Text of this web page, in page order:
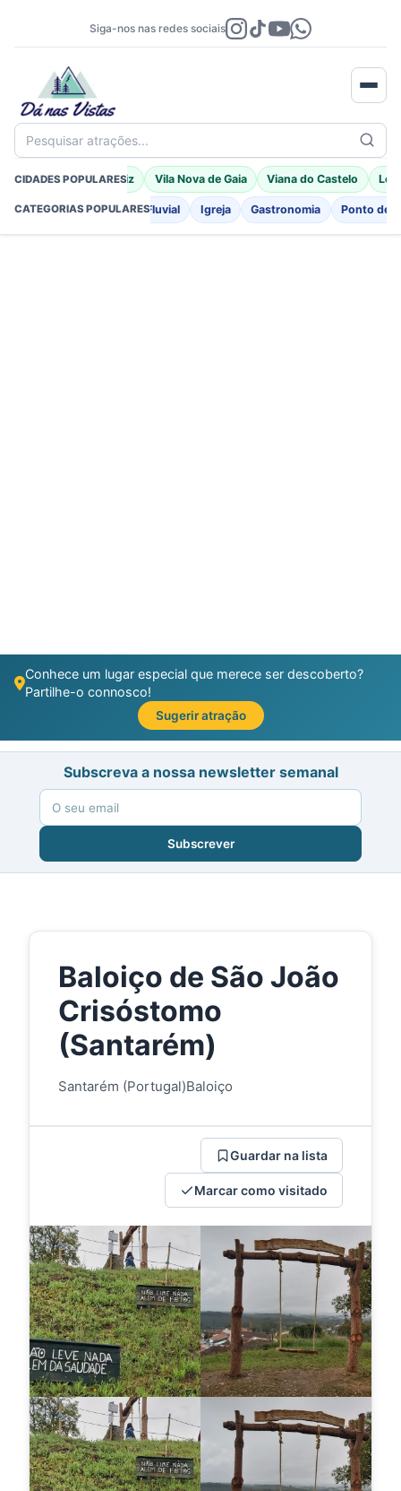
Siga-nos nas redes sociais
Pesquisar atrações...
CIDADES POPULARES
Braga Porto Moniz Vila Nova de Gaia Viana do Castelo
CATEGORIAS POPULARES
Fortificações Praia Fluvial Igreja Gastronomia Ponto de
Conhece um lugar especial que merece ser descoberto?
Partilhe-o connosco!
Sugerir atração
Subscreva a nossa newsletter semanal
Subscrever
Baloiço de São João
Crisóstomo
(Santarém)
Santarém (Portugal)Baloiço
Guardar na lista
Marcar como visitado